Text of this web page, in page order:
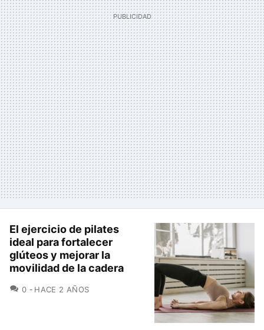
El ejercicio de pilates
ideal para fortalecer
glúteos y mejorar la
movilidad de la cadera
0 COMENTARIOS
HACE 2 AÑOS